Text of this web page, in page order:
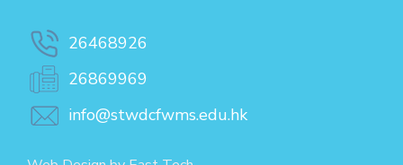
26468926
26869969
info@stwdcfwms.edu.hk